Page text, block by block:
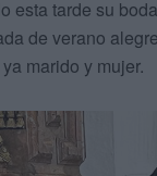
esta tarde su
de verano
marido y mujer.